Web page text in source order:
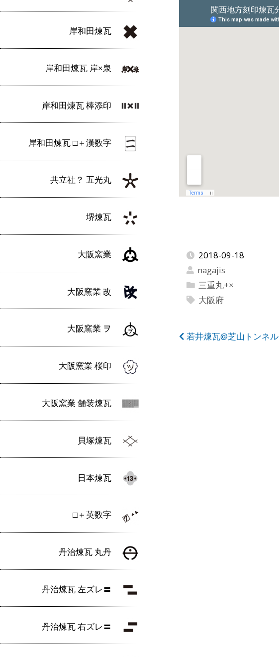
岸和田煉瓦
岸和田煉瓦 岸×泉
岸和田煉瓦 棒添印
岸和田煉瓦 □＋漢数字
共立社？ 五光丸
堺煉瓦
大阪窯業
大阪窯業 改
大阪窯業 ヲ
大阪窯業 桜印
大阪窯業 舗装煉瓦
貝塚煉瓦
日本煉瓦
□＋英数字
丹治煉瓦 丸丹
丹治煉瓦 左ズレ〓
丹治煉瓦 右ズレ〓
2018-09-18
nagajis
三重丸+×
大阪府
投若井煉瓦@芝山トンネル